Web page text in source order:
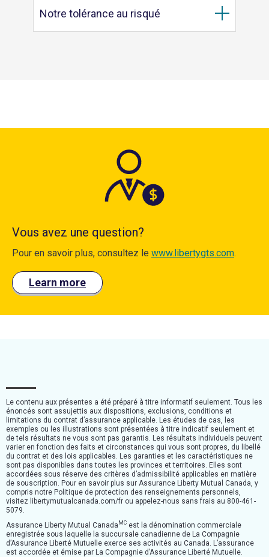
Notre tolérance au risqué
Vous avez une question?
Pour en savoir plus, consultez le www.libertygts.com.
Learn more
Le contenu aux présentes a été préparé à titre informatif seulement. Tous les
énoncés sont assujettis aux dispositions, exclusions, conditions et
limitations du contrat d’assurance applicable. Les études de cas, les
exemples ou les illustrations sont présentées à titre indicatif seulement et
de tels résultats ne vous sont pas garantis. Les résultats individuels peuvent
varier en fonction des faits et circonstances qui vous sont propres, du libellé
du contrat et des lois applicables. Les garanties et les caractéristiques ne
sont pas disponibles dans toutes les provinces et territoires. Elles sont
accordées sous réserve des critères d’admissibilité applicables en matière
de souscription. Pour en savoir plus sur Assurance Liberty Mutual Canada, y
compris notre Politique de protection des renseignements personnels,
visitez libertymutualcanada.com/fr ou appelez-nous sans frais au 800-461-
5079.
Assurance Liberty Mutual Canada MC est la dénomination commerciale
enregistrée sous laquelle la succursale canadienne de La Compagnie
d’Assurance Liberté Mutuelle exerce ses activités au Canada. L’assurance
est accordée et émise par La Compagnie d’Assurance Liberté Mutuelle.